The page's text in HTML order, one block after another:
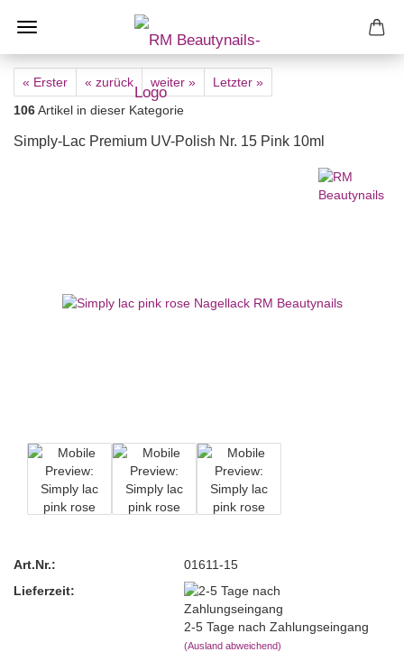
« Erster « zurück weiter »
Letzter »
106Artikel in dieser Kategorie
Simply-Lac Premium UV-Polish Nr. 15 Pink 10ml
Art.Nr.:
01611-15
Lieferzeit:
2-5 Tage nach Zahlungseingang
(Ausland abweichend)